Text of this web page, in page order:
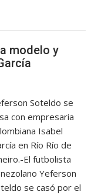
modelo y
Soteldo se
con empresaria
Isabel
en Río Río de
El futbolista
Yeferson
se casó por el